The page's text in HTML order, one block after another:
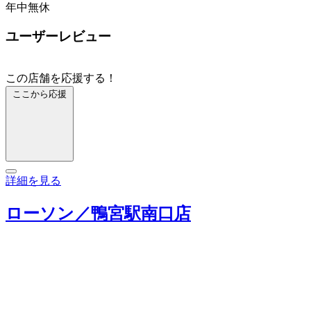
年中無休
ユーザーレビュー
この店舗を応援する！
ここから応援
詳細を見る
ローソン／鴨宮駅南口店